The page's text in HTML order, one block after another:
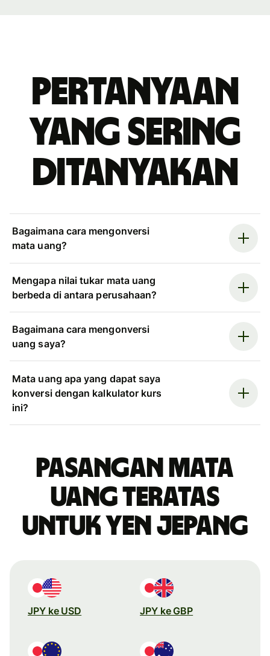
Pertanyaan
yang sering
ditanyakan
Bagaimana cara mengonversi
mata uang?
Mengapa nilai tukar mata uang
berbeda di antara perusahaan?
Bagaimana cara mengonversi
uang saya?
Mata uang apa yang dapat saya
konversi dengan kalkulator kurs
ini?
Pasangan mata
uang teratas
untuk yen Jepang
JPY ke USD JPY ke GBP